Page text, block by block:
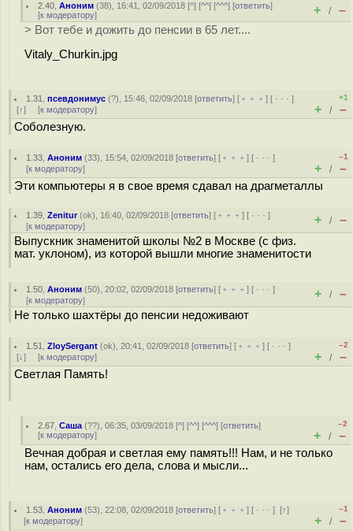
2.40 ,Аноним (38), 16:41, 02/09/2018 [^] [^^] [^^^] [ответить]
[к модератору] + / –
> Вот тебе и дожить до пенсии в 65 лет....
Vitaly_Churkin.jpg
1.31 ,псевдонимус (?), 15:46, 02/09/2018 [ответить] [ ﹢﹢﹢] [ · · ·]
[↑] [к модератору]
+1
+ / –
Соболезную.
1.33 ,Аноним (33), 15:54, 02/09/2018 [ответить] [ ﹢﹢﹢] [ · · ·]
[к модератору]
–1
+ / –
Эти компьютеры я в свое время сдавал на драгметаллы
1.39 ,Zenitur(ok), 16:40, 02/09/2018 [ответить] [ ﹢﹢﹢] [ · · ·]
[к модератору] + / –
Выпускник знаменитой школы №2 в Москве (с физ.
мат. уклоном), из которой вышли многие знаменитости
1.50 ,Аноним (50), 20:02, 02/09/2018 [ответить] [ ﹢﹢﹢] [ · · ·]
[к модератору] + / –
Не только шахтёры до пенсии недоживают
1.51 ,ZloySergant (ok), 20:41, 02/09/2018 [ответить] [ ﹢﹢﹢] [ · · ·]
[↓] [к модератору]
–2
+ / –
Светлая Память!
2.67 ,Саша (??), 06:35, 03/09/2018 [^] [^^] [^^^] [ответить]
[к модератору]
–2
+ / –
Вечная добрая и светлая ему память!!! Нам, и не только
нам, остались его дела, слова и мысли...
1.53 ,Аноним (53), 22:08, 02/09/2018 [ответить] [ ﹢﹢﹢] [ · · ·][↑]
[к модератору]
–1
+ / –